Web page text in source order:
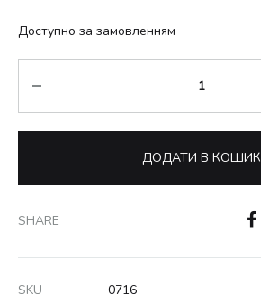
Доступно за замовленням
ДОДАТИ В КОШИК
SHARE
SKU
0716